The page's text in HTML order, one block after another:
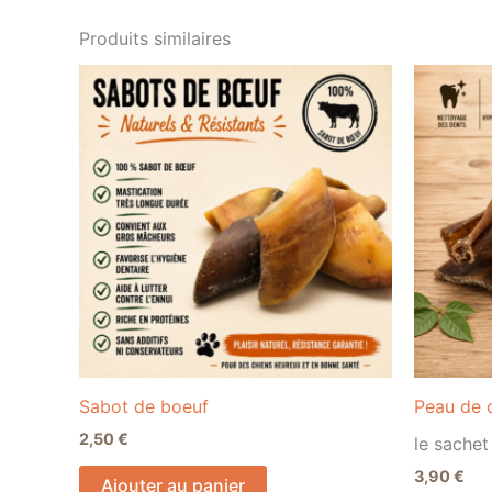
Produits similaires
Sabot de boeuf
2,50 €
Ajouter au panier
Peau de
le sachet
3,90 €